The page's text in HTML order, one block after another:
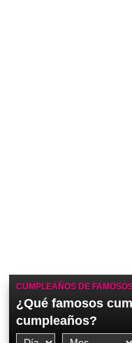
CUMPLEAÑOS DE
¿Qué famosos
cumpleaños?